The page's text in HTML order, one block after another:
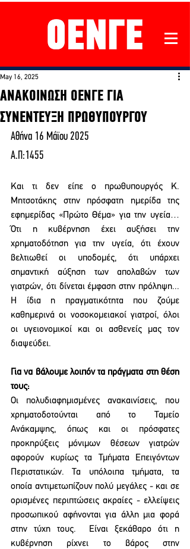
ΑΝΑΚΟΙΝΩΣΗ ΟΕΝΓΕ ΓΙΑ
ΣΥΝΕΝΤΕΥΞΗ ΠΡΩΘΥΠΟΥΡΓΟΥ
May 16, 2025
Αθήνα 16 Μάϊου 2025
Α.Π:1455
Και τι δεν είπε ο πρωθυπουργός Κ.
Μητσοτάκης στην πρόσφατη ημερίδα της
εφημερίδας «Πρώτο Θέμα» για την υγεία…
Ότι η κυβέρνηση έχει αυξήσει την
χρηματοδότηση για την υγεία, ότι έχουν
βελτιωθεί οι υποδομές, ότι υπάρχει
σημαντική αύξηση των απολαβών των
γιατρών, ότι δίνεται έμφαση στην πρόληψη...
Η ίδια η πραγματικότητα που ζούμε
καθημερινά οι νοσοκομειακοί γιατροί, όλοι
οι υγειονομικοί και οι ασθενείς μας τον
διαψεύδει.
Για να βάλουμε λοιπόν τα πράγματα στη θέση
τους:
Οι πολυδιαφημισμένες ανακαινίσεις, που
χρηματοδοτούνται από το Ταμείο
Ανάκαμψης, όπως και οι πρόσφατες
προκηρύξεις μόνιμων θέσεων γιατρών
αφορούν κυρίως τα Τμήματα Επειγόντων
Περιστατικών. Τα υπόλοιπα τμήματα, τα
οποία αντιμετωπίζουν πολύ μεγάλες - και σε
ορισμένες περιπτώσεις ακραίες - ελλείψεις
προσωπικού αφήνονται για άλλη μια φορά
στην τύχη τους.  Είναι ξεκάθαρο ότι η
κυβέρνηση ρίχνει το βάρος στην